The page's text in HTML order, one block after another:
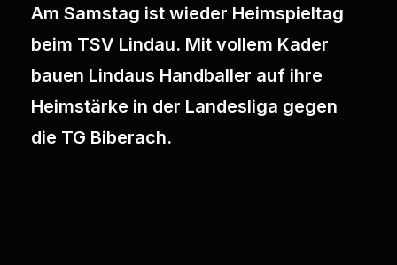
Am Samstag ist wieder Heimspieltag
beim TSV Lindau. Mit vollem Kader
bauen Lindaus Handballer auf ihre
Heimstärke in der Landesliga gegen
die TG Biberach.